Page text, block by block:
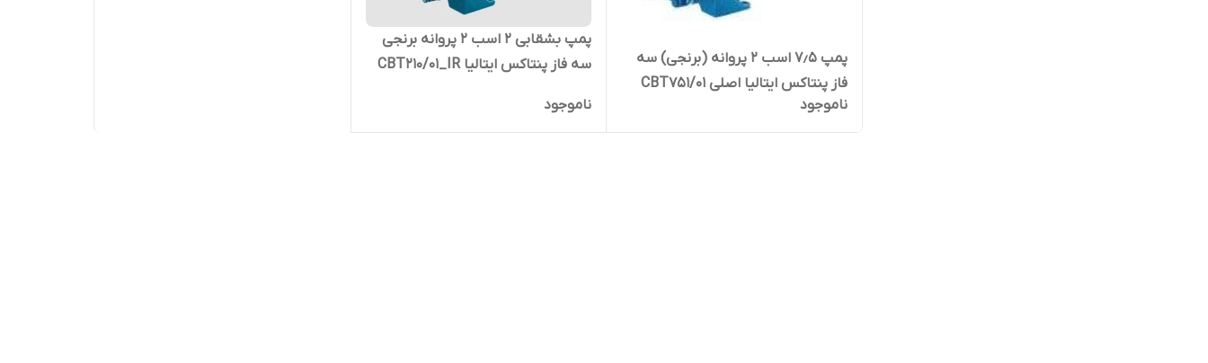
پمپ ۷٫۵ اسب ۲ پروانه (برنجی) سه
فاز پنتاکس ایتالیا اصلی CBT751/01
ناموجود
پمپ بشقابی ۲ اسب ۲ پروانه برنجی
سه فاز پنتاکس ایتالیا CBT210/01_IR
ناموجود